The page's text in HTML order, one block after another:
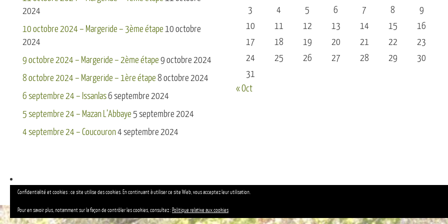
2024
10 octobre 2024 – Margeride – 3ème étape 10 octobre
2024
9 octobre 2024 – Margeride – 2ème étape 9 octobre 2024
8 octobre 2024 – Margeride – 1ère étape 8 octobre 2024
6 septembre 24 – Issanlas6 septembre 2024
5 septembre 24 – Mazan L’Abbaye 5 septembre 2024
4 septembre 24 – Coucouron 4 septembre 2024
3
4 5 6 7 8
9
10
11 12 13 14 15
16
17
18 19 20 21 22
23
24
25 26 27 28 29
30
31
« Oct
Confidentialité et cookies : ce site utilise des cookies. En continuant à utiliser ce site Web, vous acceptez leur utilisation.
Pour en savoir plus, notamment sur la façon de contrôler les cookies, consultez : Politique relative aux cookies